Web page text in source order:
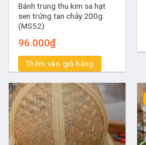
Bánh trung thu kim sa hạt
sen trứng tan chảy 200g
(MS52)
96.000₫
Thêm vào giỏ hàng